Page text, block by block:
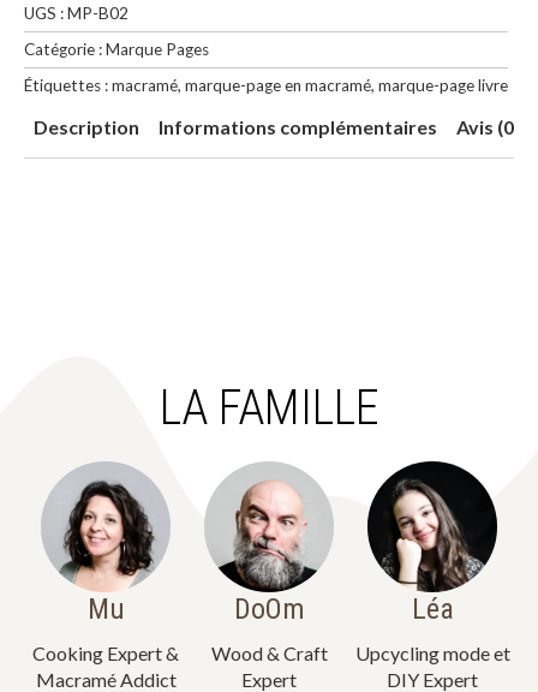
UGS :MP-B02
Catégorie :Marque Pages
Étiquettes :macramé, marque-page en macramé, marque-page livre
Description Informations complémentaires Avis (0)
LA FAMILLE
Mu
Cooking Expert &
Macramé Addict
DoOm
Wood & Craft
Expert
Léa
Upcycling mode et
DIY Expert